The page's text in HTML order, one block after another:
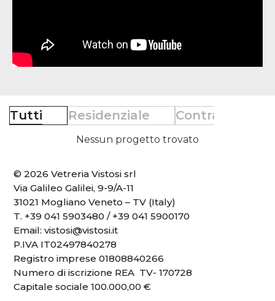
Tutti Residenziale Contract
Nessun progetto trovato
© 2026 Vetreria Vistosi srl
Via Galileo Galilei, 9-9/A-11
31021 Mogliano Veneto – TV (Italy)
T. +39 041 5903480 / +39 041 5900170
Email:vistosi@vistosi.it
P.IVA IT02497840278
Registro imprese 01808840266
Numero di iscrizione REA TV- 170728
Capitale sociale 100.000,00 €